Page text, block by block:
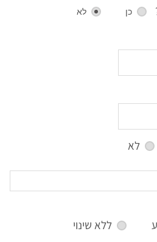
כן לא
לא
ללא שינוי